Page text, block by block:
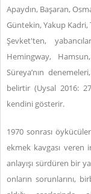
Apaydın, Başaran,
Güntekin, Yakup Kadri,
Şevket'ten,
Hemingway,
Süreya’nın
belirtir (Uysal 2016:
kendini gösterir.
1970 sonrası
ekmek kavgası veren
anlayışı sürdüren bir
onların sorunlarını,